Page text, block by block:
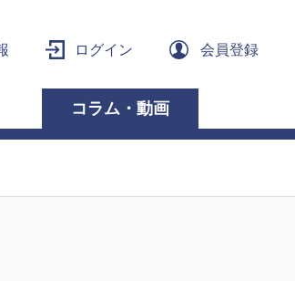
ログイン 会員登録
コラム・動画